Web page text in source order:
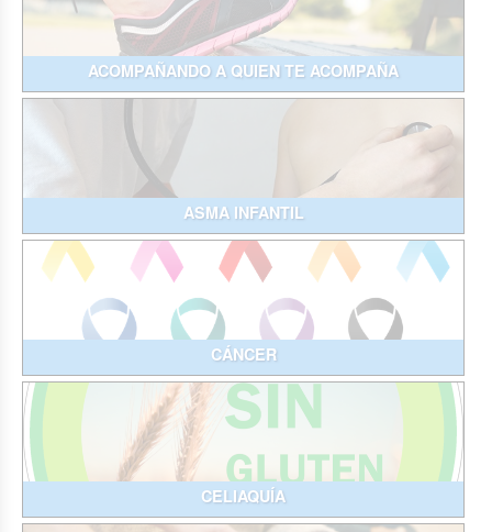
ACOMPAÑANDO A QUIEN TE ACOMPAÑA
ASMA INFANTIL
CÁNCER
CELIAQUÍA